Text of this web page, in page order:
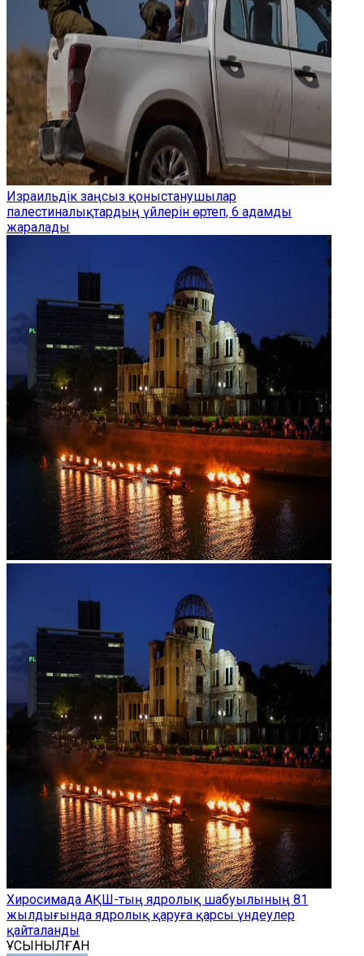
Израильдік заңсыз қоныстанушылар
палестиналықтардың үйлерін өртеп, 6 адамды
жаралады
Хиросимада АҚШ-тың ядролық шабуылының 81
жылдығында ядролық қаруға қарсы үндеулер
қайталанды
ҰСЫНЫЛҒАН